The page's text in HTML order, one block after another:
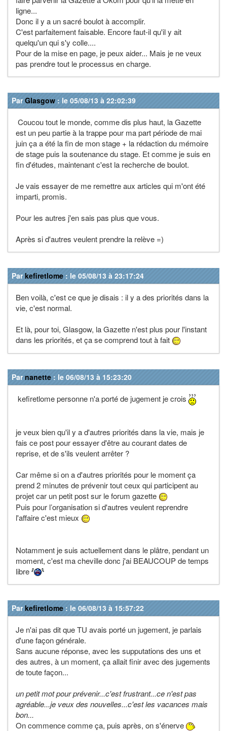
ligne...
Donc il y a un sacré boulot à accomplir.
C'est parfaitement faisable. Encore faut-il qu'il y ait
quelqu'un qui s'y colle....
Pour de la mise en page, je peux aider... Mais je ne veux
pas prendre tout le processus en charge.
ParGlasgow : le 05/08/13 à 22:02:39
Coucou tout le monde, comme dis plus haut, la Gazette
est un peu partie à la trappe pour ma part période de mai
juin ça a été la fin de mon stage + la rédaction du mémoire
de stage puis la soutenance du stage. Et comme je suis en
fin d'études, maintenant c'est la recherche de boulot.
Je vais essayer de me remettre aux articles qui m'ont été
imparti, promis.
Pour les autres j'en sais pas plus que vous.
Après si d'autres veulent prendre la relève =)
Parkefiretlome : le 05/08/13 à 23:17:24
Ben voilà, c'est ce que je disais : il y a des priorités dans la
vie, c'est normal.
Et là, pour toi, Glasgow, la Gazette n'est plus pour l'instant
dans les priorités, et ça se comprend tout à fait
Parnanette : le 06/08/13 à 15:23:20
kefiretlome personne n'a porté de jugement je crois
je veux bien qu'il y a d'autres priorités dans la vie, mais je
fais ce post pour essayer d'être au courant dates de
reprise, et de s'ils veulent arrêter ?
Car même si on a d'autres priorités pour le moment ça
prend 2 minutes de prévenir tout ceux qui participent au
projet car un petit post sur le forum gazette
Puis pour l’organisation si d'autres veulent reprendre
l'affaire c'est mieux
Notamment je suis actuellement dans le plâtre, pendant un
moment, c'est ma cheville donc j'ai BEAUCOUP de temps
libre
Parkefiretlome : le 06/08/13 à 15:57:22
Je n'ai pas dit que TU avais porté un jugement, je parlais
d'une façon générale.
Sans aucune réponse, avec les supputations des uns et
des autres, à un moment, ça allait finir avec des jugements
de toute façon...
un petit mot pour prévenir...c'est frustrant...ce n'est pas
agréable...je veux des nouvelles...c'est les vacances mais
bon...
On commence comme ça, puis après, on s'énerve